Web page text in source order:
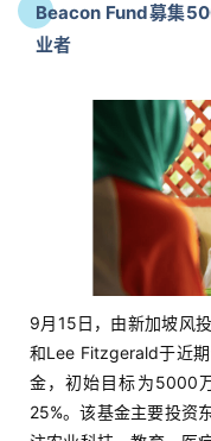
运
营
Beacon Fund募集
业者
9月15日，由新加坡风
和Lee Fitzgerald于近
金，初始目标为5000
25%。该基金主要投资